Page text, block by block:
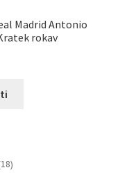
Madrid Antonio
rokav
18izdelkov